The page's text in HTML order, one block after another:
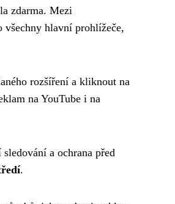
zdarma. Mezi
hlavní prohlížeče,
rozšíření a kliknout na
na YouTube i na
a ochrana před
.